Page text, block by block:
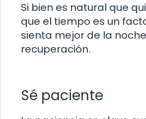
Si bien es natural que
que el tiempo es un
sienta mejor de la
recuperación.
Sé paciente